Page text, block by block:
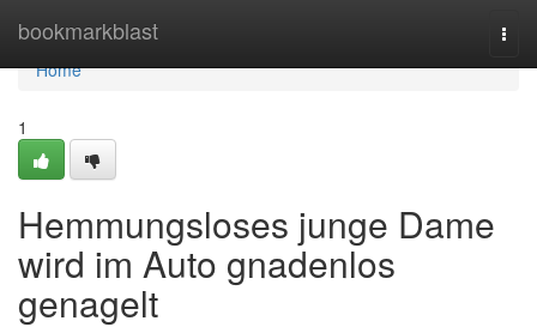
bookmarkblast
Home
Home
1
Hemmungsloses junge Dame
wird im Auto gnadenlos
genagelt